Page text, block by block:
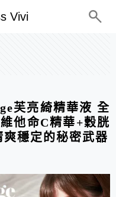
Vivi
芙亮綺精華液 全
他命C精華+穀胱
穩定的秘密武器